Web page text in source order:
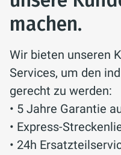
machen.
Wir bieten unseren
Services, um den
gerecht zu werden:
• 5 Jahre Garantie
• Express-
• 24h